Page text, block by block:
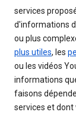
services
d'informations
ou plus
plus utiles, les
ou les vidéos
informations
faisons
services et dont